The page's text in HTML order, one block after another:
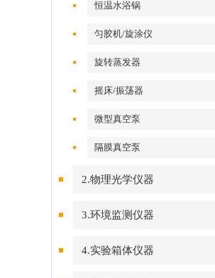
恒温水浴锅
匀胶机/旋涂仪
旋转蒸发器
摇床/振荡器
微型真空泵
隔膜真空泵
2.物理光学仪器
3.环境监测仪器
4.实验箱体仪器